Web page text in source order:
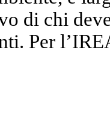
di chi
Per